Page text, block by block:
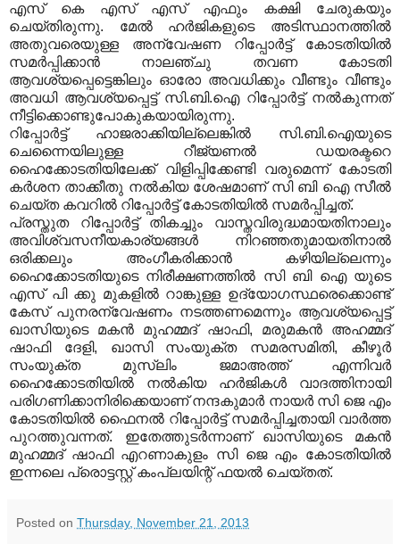
എസ് കെ എസ് എസ് എഫും കക്ഷി ചേരുകയും
ചെയ്തിരുന്നു. മേല്‍ ഹര്‍ജികളുടെ അടിസ്ഥാനത്തില്‍
അതുവരെയുള്ള അന്വേഷണ റിപ്പോര്‍ട്ട് കോടതിയില്‍
സമര്‍പ്പിക്കാന്‍ നാലഞ്ചു തവണ കോടതി
ആവശ്യപ്പെട്ടെങ്കിലും ഓരോ അവധിക്കും വീണ്ടും വീണ്ടും
അവധി ആവശ്യപ്പെട്ട് സി.ബി.ഐ റിപ്പോര്‍ട്ട് നല്‍കുന്നത്
നീട്ടിക്കൊണ്ടുപോകുകയായിരുന്നു.
റിപ്പോര്‍ട്ട് ഹാജരാക്കിയില്ലെങ്കില്‍ സി.ബി.ഐയുടെ
ചെന്നൈയിലുള്ള റീജ്യണല്‍ ഡയരക്ടറെ
ഹൈക്കോടതിയിലേക്ക് വിളിപ്പിക്കേണ്ടി വരുമെന്ന് കോടതി
കര്‍ശന താക്കീതു നല്‍കിയ ശേഷമാണ് സി ബി ഐ സീല്‍
ചെയ്ത കവറില്‍ റിപ്പോര്‍ട്ട് കോടതിയില്‍ സമര്‍പ്പിച്ചത്.
പ്രസ്തുത റിപ്പോര്‍ട്ട് തികച്ചും വാസ്തവിരുദ്ധമായതിനാലും
അവിശ്വസനീയകാര്യങ്ങള്‍ നിറഞ്ഞതുമായതിനാല്‍
ഒരിക്കലും അംഗീകരിക്കാന്‍ കഴിയില്ലെന്നും
ഹൈക്കോടതിയുടെ നിരീക്ഷണത്തില്‍ സി ബി ഐ യുടെ
എസ് പി ക്കു മുകളില്‍ റാങ്കുള്ള ഉദ്യോഗസ്ഥരെക്കൊണ്ട്
കേസ് പുനരന്വേഷണം നടത്തണമെന്നും ആവശ്യപ്പെട്ട്
ഖാസിയുടെ മകന്‍ മുഹമ്മദ് ഷാഫി, മരുമകന്‍ അഹമ്മദ്
ഷാഫി ദേളി, ഖാസി സംയുക്ത സമരസമിതി, കീഴൂര്‍
സംയുക്ത മുസ്ലിം ജമാഅത്ത് എന്നിവര്‍
ഹൈക്കോടതിയില്‍ നല്‍കിയ ഹര്‍ജികള്‍ വാദത്തിനായി
പരിഗണിക്കാനിരിക്കെയാണ് നന്ദകുമാര്‍ നായര്‍ സി ജെ എം
കോടതിയില്‍ ഫൈനല്‍ റിപ്പോര്‍ട്ട് സമര്‍പ്പിച്ചതായി വാര്‍ത്ത
പുറത്തുവന്നത്. ഇതേത്തുടര്‍ന്നാണ് ഖാസിയുടെ മകന്‍
മുഹമ്മദ് ഷാഫി എറണാകുളം സി ജെ എം കോടതിയില്‍
ഇന്നലെ പ്രൊട്ടസ്റ്റ് കംപ്ലയിന്റ് ഫയല്‍ ചെയ്തത്.
Posted on Thursday, November 21, 2013